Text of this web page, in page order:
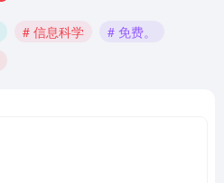
# 信息科学
# 免费。